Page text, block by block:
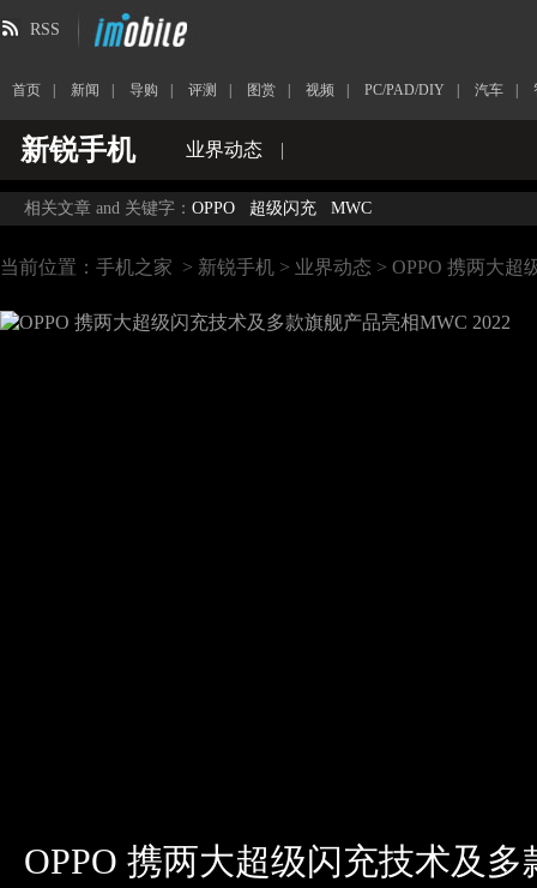
RSS
首页 新闻 导购 评测 图赏 视频 PC/PAD/DIY 汽车
新锐手机 业界动态 |
相关文章 and 关键字： OPPO 超级闪充 MWC
当前位置： 手机之家 > 新锐手机 > 业界动态 > OPPO 携两大超
OPPO 携两大超级闪充技术及